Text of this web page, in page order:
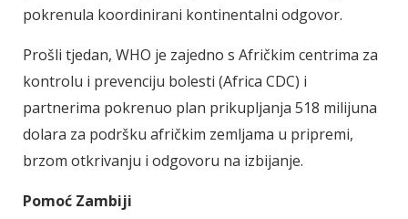
pokrenula koordinirani kontinentalni odgovor.
Prošli tjedan, WHO je zajedno s Afričkim centrima za
kontrolu i prevenciju bolesti (Africa CDC) i
partnerima pokrenuo plan prikupljanja 518 milijuna
dolara za podršku afričkim zemljama u pripremi,
brzom otkrivanju i odgovoru na izbijanje.
Pomoć Zambiji